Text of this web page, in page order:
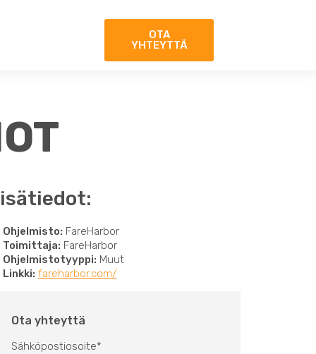
OTA
YHTEYTTÄ
Ohjelmisto: FareHarbor
Toimittaja: FareHarbor
Ohjelmistotyyppi: Muut
Linkki: fareharbor.com/
Ota yhteyttä
Sähköpostiosoite*